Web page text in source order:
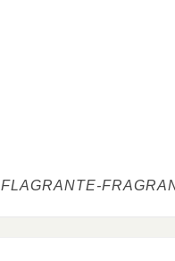
FLAGRANTE-